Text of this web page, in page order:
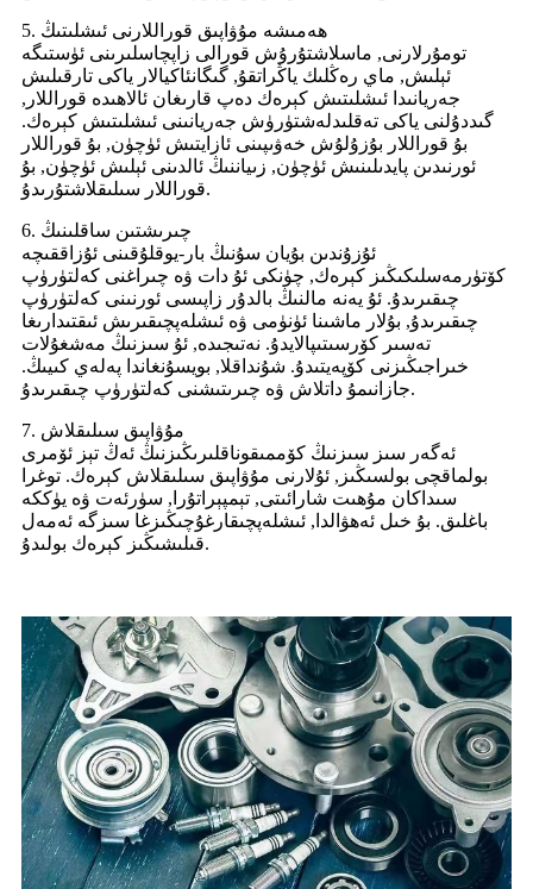
5. ھەمىشە مۇۋاپىق قوراللارنى ئىشلىتىڭ
تومۇرلارنى, ماسلاشتۇرۇش قورالى زاپچاسلىرىنى ئۈستىگە
ئېلىش, ماي رەڭلىك ياڭراتقۇ, گىگانئاكيالار ياكى تارقىلىش
جەريانىدا ئىشلىتىش كېرەك دەپ قارىغان ئالاھىدە قوراللار,
گىددۇلنى ياكى تەقلىدلەشتۈرۈش جەريانىنى ئىشلىتىش كېرەك.
بۇ قوراللار بۇزۇلۇش خەۋىپىنى ئازايتىش ئۈچۈن, بۇ قوراللار
ئورنىدىن پايدىلىنىش ئۈچۈن, زىياننىڭ ئالدىنى ئېلىش ئۈچۈن, بۇ
قوراللار سىلىقلاشتۇرىدۇ.
6. چىرىشتىن ساقلىنىڭ
ئۇزۇندىن بۇيان سۇنىڭ بار-يوقلۇقىنى ئۇزاققىچە
كۆتۈرمەسلىكىڭىز كېرەك, چۈنكى ئۇ دات ۋە چىراغنى كەلتۈرۈپ
چىقىرىدۇ. ئۇ يەنە مالنىڭ بالدۇر زاپىسى ئورنىنى كەلتۈرۈپ
چىقىرىدۇ, بۇلار ماشىنا ئۈنۈمى ۋە ئىشلەپچىقىرىش ئىقتىدارىغا
تەسىر كۆرسىتىپالايدۇ. نەتىجىدە, ئۇ سىزنىڭ مەشغۇلات
خىراجىڭىزنى كۆپەيتىدۇ. شۇنداقلا, بويسۇنغاندا پەلەي كىيىڭ.
جازانىمۇ داتلاش ۋە چىرىتىشنى كەلتۈرۈپ چىقىرىدۇ.
7. مۇۋاپىق سىلىقلاش
ئەگەر سىز سىزنىڭ كۆممىقوناقلىرىڭىزنىڭ ئەڭ تېز ئۆمرى
بولماقچى بولسىڭىز, ئۇلارنى مۇۋاپىق سىلىقلاش كېرەك. توغرا
سىداكان مۇھىت شارائىتى, تېمپېراتۇرا, سۈرئەت ۋە يۈككە
باغلىق. بۇ خىل ئەھۋالدا, ئىشلەپچىقارغۇچىڭىزغا سىزگە ئەمەل
قىلىشىڭىز كېرەك بولىدۇ.